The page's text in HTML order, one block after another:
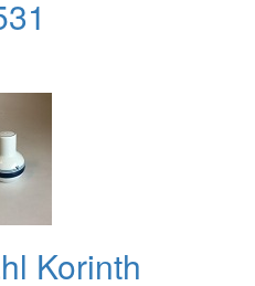
Korinth